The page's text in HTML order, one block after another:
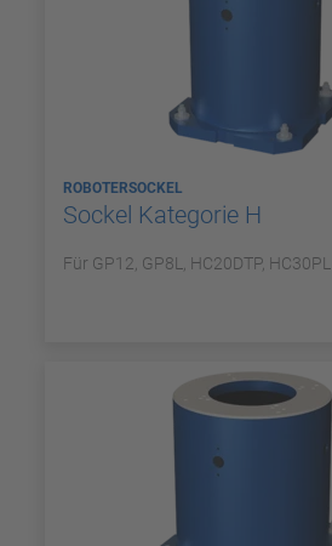
ROBOTERSOCKEL
Sockel Kategorie H
Für GP12, GP8L, HC20DTP, HC30PL